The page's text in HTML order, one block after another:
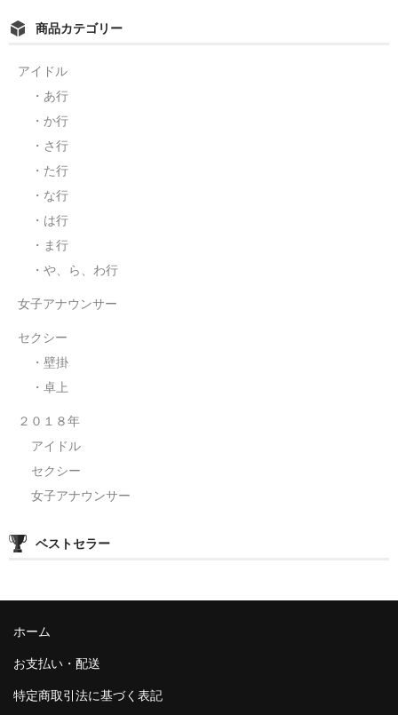
商品カテゴリー
アイドル
・あ行
・か行
・さ行
・た行
・な行
・は行
・ま行
・や、ら、わ行
女子アナウンサー
セクシー
・壁掛
・卓上
２０１８年
アイドル
セクシー
女子アナウンサー
ベストセラー
ホーム
お支払い・配送
特定商取引法に基づく表記